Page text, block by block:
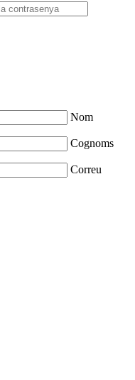
Nom
Cognoms
Correu